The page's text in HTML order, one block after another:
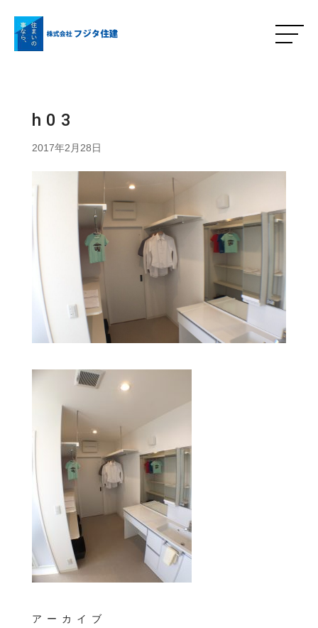
h03
2017年2月28日
アーカイブ